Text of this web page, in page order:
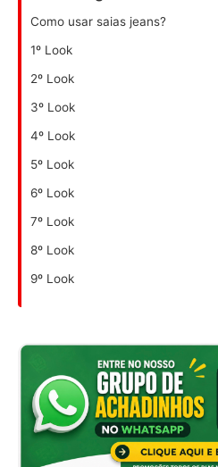
Como usar saias jeans?
1º Look
2º Look
3º Look
4º Look
5º Look
6º Look
7º Look
8º Look
9º Look